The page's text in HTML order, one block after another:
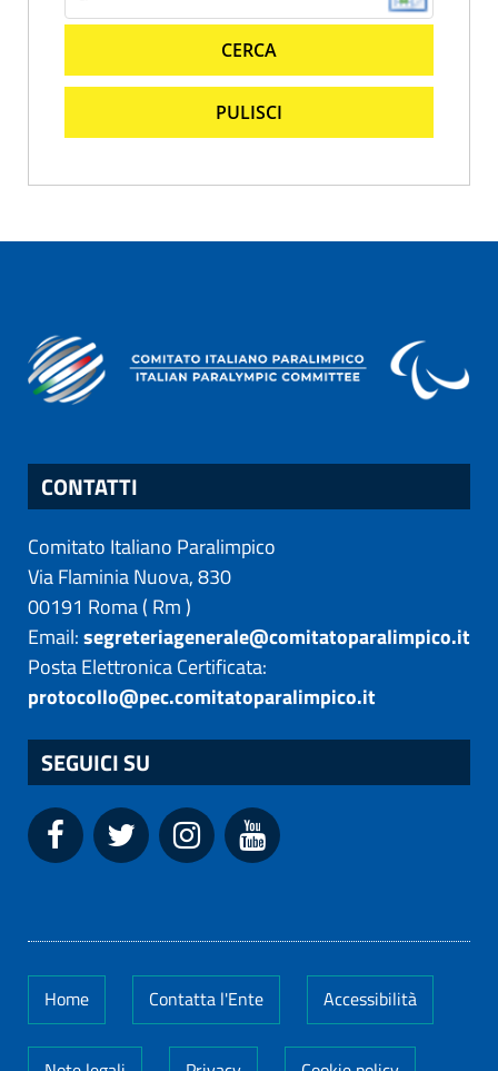
CERCA
PULISCI
CONTATTI
Comitato Italiano Paralimpico
Via Flaminia Nuova, 830
00191 Roma( Rm)
Email:segreteriagenerale@comitatoparalimpico.it
Posta Elettronica Certificata:
protocollo@pec.comitatoparalimpico.it
SEGUICI SU
Home Contatta l'Ente Accessibilità